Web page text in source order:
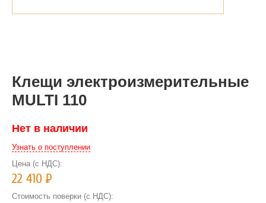
Клещи электроизмерительные
MULTI 110
Нет в наличии
Узнать о поступлении
Цена (с НДС):
22 410Р
Стоимость поверки (с НДС):